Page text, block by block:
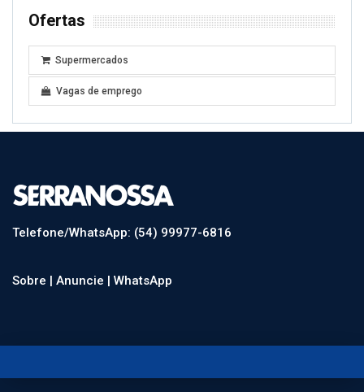
Ofertas
Supermercados
Vagas de emprego
Telefone/WhatsApp: (54) 99977-6816
Sobre | Anuncie | WhatsApp